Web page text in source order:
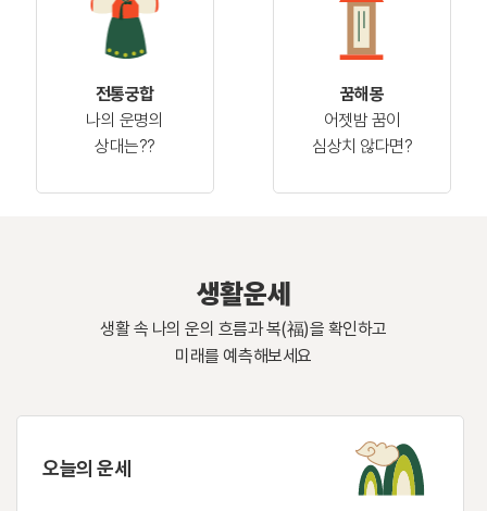
전통궁합
나의 운명의
상대는??
꿈해몽
어젯밤 꿈이
심상치 않다면?
생활운세
생활 속 나의 운의 흐름과 복(福)을 확인하고
미래를 예측해보세요
오늘의 운세